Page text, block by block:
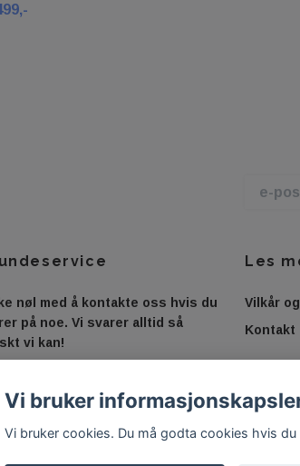
nøl med å kontakte oss hvis du
på noe. Vi svarer alltid så
vi kan!
Les
Vilkår
Kontakt
Vi bruker
Vi bruker cookies. Du må godta cookies hvis